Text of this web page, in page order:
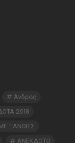
Άνδρας
2018
ΞΑΝΘΙΕΣ
ΑΝΕΚΔΟΤΟ